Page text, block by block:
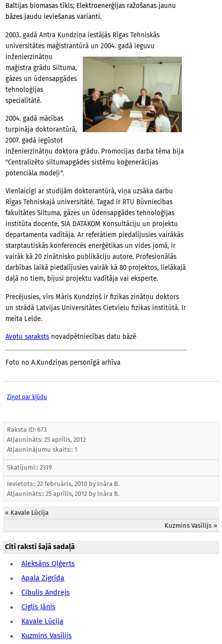
Baltijas biomasas tīkls; Elektroenerģijas ražošanas jaunu
bāzes jaudu ieviešanas varianti.
2003. gadā Antra Kundziņa iestājās Rīgas Tehniskās
universitātes maģistrantūrā un 2004. gadā ieguvu
inženierzinātņu
maģistra grādu Siltuma,
gāzes un ūdensapgādes
tehnoloģijas
specialitātē.
2004. gadā mācības
turpināja doktorantūrā,
2007. gadā iegūstot
inženierzinātņu doktora grādu. Promocijas darba tēma bija
"Centralizēto siltumapgādes sistēmu koģenerācijas
potenciāla modeļi".
Vienlaicīgi ar studijām doktorantūrā, viņa uzsāka darbu
Rīgas Tehniskajā universitātē. Tagad ir RTU Būvniecības
fakultātes Siltuma, gāzes un ūdensapgādes tehnoloģijas
institūta docente, SIA DATAKOM Konsultāciju un projektu
departamenta vadītāja. Ar referātiem piedalījusies vairākās
starptautiskās konferencēs enerģētikas un vides jomā, ir
vairāk kā 20 zinātnisko publikāciju autore. Profesionālās
darbības laikā piedalījusies vairāk kā 80 projektos, lielākajā
daļā no tiem, bijusi projektu vadītāja vai eksperte.
Precējusies, vīrs Māris Kundziņš ir fizikas zinātņu doktors
un strādā Latvijas Universitātes Cietvielu fizikas institūtā. Ir
meita Lelde.
Avotu saraksts novadpētniecības datu bāzē
Foto no A.Kundziņas personīgā arhīva
Ziņot par kļūdu
Raksta ID: 673
Atjaunināts: 25 aprīlis, 2012
Atjauninājumu skaits:: 1
Skatījumi:: 2319
Ievietots:: 22 februāris, 2010 by Ināra B.
Atjaunināts:: 25 aprīlis, 2012 by Ināra B.
« Kavale Lūcija
Kuzmins Vasīlijs »
Citi raksti šajā sadaļā
Aleksāns Oļģerts
Apala Zigrīda
Cibulis Andrejs
Ciglis Jānis
Kavale Lūcija
Kuzmins Vasīlijs